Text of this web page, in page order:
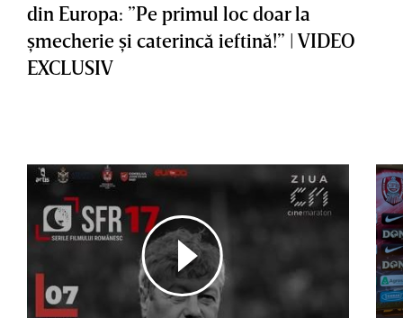
din Europa: ”Pe primul loc doar la
şmecherie şi caterincă ieftină!” | VIDEO
EXCLUSIV